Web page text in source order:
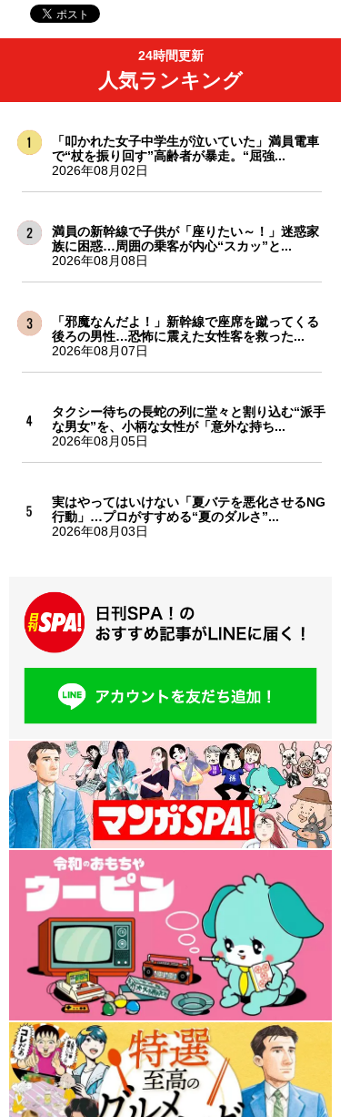
24時間更新
人気ランキング
「叩かれた女子中学生が泣いていた」満員電車
で“杖を振り回す”高齢者が暴走。“屈強...
2026年08月02日
満員の新幹線で子供が「座りたい～！」迷惑家
族に困惑…周囲の乗客が内心“スカッ”と...
2026年08月08日
「邪魔なんだよ！」新幹線で座席を蹴ってくる
後ろの男性…恐怖に震えた女性客を救った...
2026年08月07日
タクシー待ちの長蛇の列に堂々と割り込む“派手
な男女”を、小柄な女性が「意外な持ち...
2026年08月05日
実はやってはいけない「夏バテを悪化させるNG
行動」…プロがすすめる“夏のダルさ”...
2026年08月03日